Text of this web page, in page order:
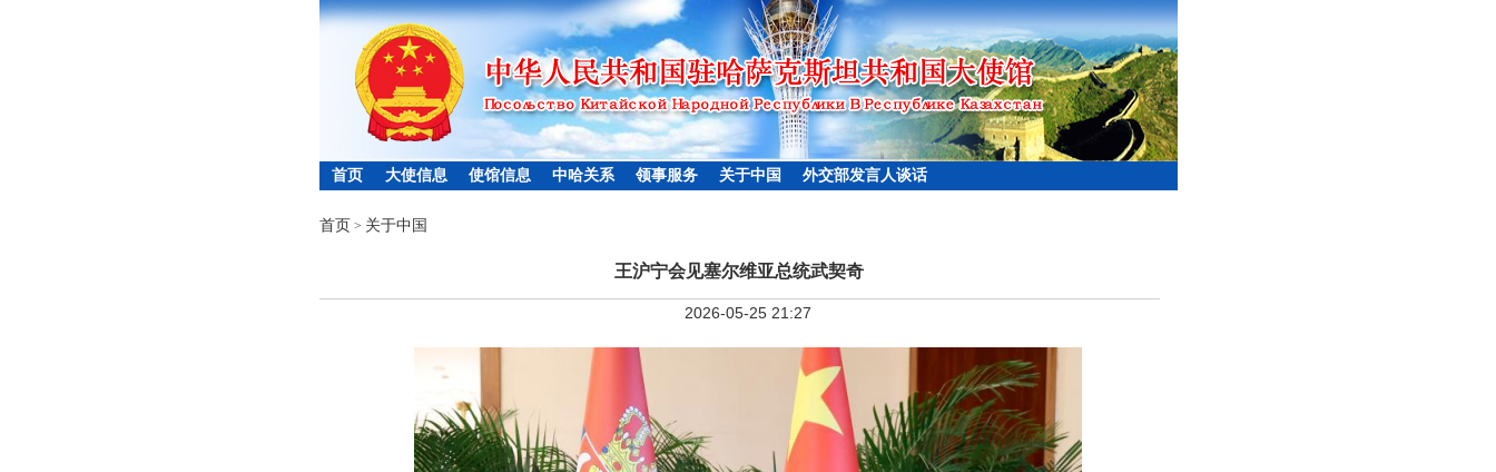
首页 大使信息 使馆信息 中哈关系 领事服务 关于中国 外交部发言人谈话
首页 > 关于中国
王沪宁会见塞尔维亚总统武契奇
2026-05-25 21:27